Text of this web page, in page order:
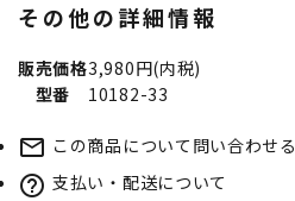
その他の詳細情報
販売価格3,980円(内税)
型番
10182-33
mail_outline この商品について問い合わせる
help_outline 支払い・配送について